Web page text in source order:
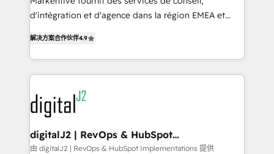
conversions! OTF is an Elite Partner (top 1% of
Partner of the Year 💥 Trusted by 2,500+ companies
to help them scale and close more business, by
using HubSpot (the right way). ⭐️ Here's more info:
learn more!
d'intégration et d'agence dans la région EMEA et
marketing automation, Growth, Revops, CRM et
webdesign. Markentive is both a consulting firm, a
digital agency and an integrator. With over 115
experts in marketing automation, growth, revops,
CRM and webdesign (We focus on EMEA - USA
customers).
解决方案合作伙伴4.9
digitalJ2 | RevOps & HubSpot
Implementations
由 digitalJ2 | RevOps & HubSpot Implementations 提供